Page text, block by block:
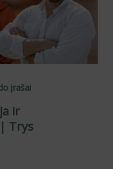
įrašai
ir
Trys